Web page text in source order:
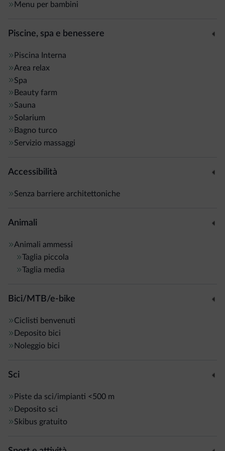
nebulizzante, angolo tisane e comodi lettini relax; e l'
Lounge, Lobby Bar, soggiorno con camino, spazioso garage,
servizio navetta, deposito sci con scalda-scarponi, deposito
bici e sala giochi per i bimbi.
Menu per bambini
Piscine, spa e benessere
Piscina Interna
Area relax
Spa
Beauty farm
Sauna
Solarium
Bagno turco
Servizio massaggi
Accessibilità
Senza barriere architettoniche
Animali
Animali ammessi
Taglia piccola
Taglia media
Bici/MTB/e-bike
Ciclisti benvenuti
Deposito bici
Noleggio bici
Sci
Piste da sci/impianti <500 m
Deposito sci
Skibus gratuito